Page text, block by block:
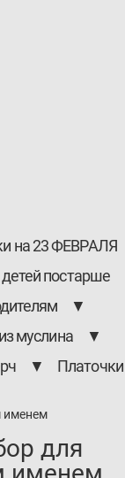
на 23 ФЕВРАЛЯ
постарше
▼
муслина
▼
▼ Платочки
именем
для